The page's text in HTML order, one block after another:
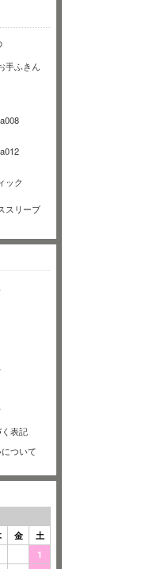
手ふきん
ック
スリーブ
表記
ついて
金
土
1